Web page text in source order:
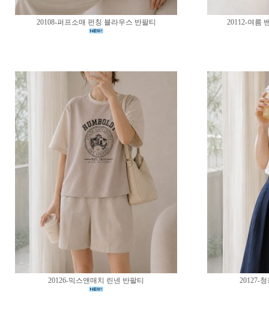
20108-퍼프소매 펀칭 블라우스 반팔티 20112-여름
20126-믹스앤매치 린넨 반팔티 20127-